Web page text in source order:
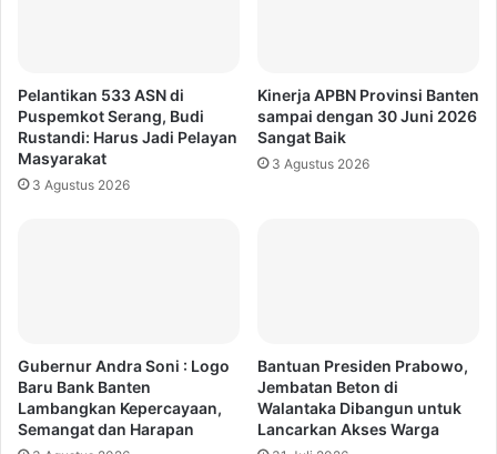
Pelantikan 533 ASN di
Puspemkot Serang, Budi
Rustandi: Harus Jadi Pelayan
Masyarakat
3 Agustus 2026
Kinerja APBN Provinsi Banten
sampai dengan 30 Juni 2026
Sangat Baik
3 Agustus 2026
Gubernur Andra Soni : Logo
Baru Bank Banten
Lambangkan Kepercayaan,
Semangat dan Harapan
Bantuan Presiden Prabowo,
Jembatan Beton di
Walantaka Dibangun untuk
Lancarkan Akses Warga